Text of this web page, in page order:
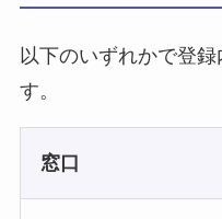
以下のいずれかで登
す。
窓口